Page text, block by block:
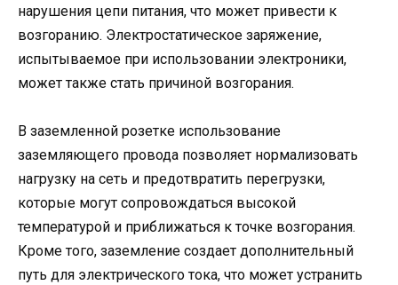
нарушения цепи питания, что может привести к
возгоранию. Электростатическое заряжение,
испытываемое при использовании электроники,
может также стать причиной возгорания.
В заземленной розетке использование
заземляющего провода позволяет нормализовать
нагрузку на сеть и предотвратить перегрузки,
которые могут сопровождаться высокой
температурой и приближаться к точке возгорания.
Кроме того, заземление создает дополнительный
путь для электрического тока, что может устранить